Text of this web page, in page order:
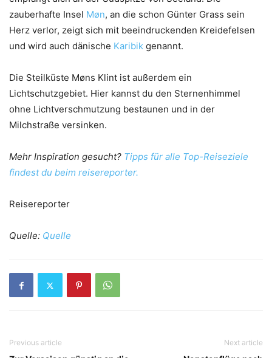
zauberhafte Insel Møn, an die schon Günter Grass sein
Herz verlor, zeigt sich mit beeindruckenden Kreidefelsen
und wird auch dänische Karibik genannt.
Die Steilküste Møns Klint ist außerdem ein
Lichtschutzgebiet. Hier kannst du den Sternenhimmel
ohne Lichtverschmutzung bestaunen und in der
Milchstraße versinken.
Mehr Inspiration gesucht? Tipps für alle Top-Reiseziele
findest du beim reisereporter.
Reisereporter
Quelle: Quelle
Previous article Next article